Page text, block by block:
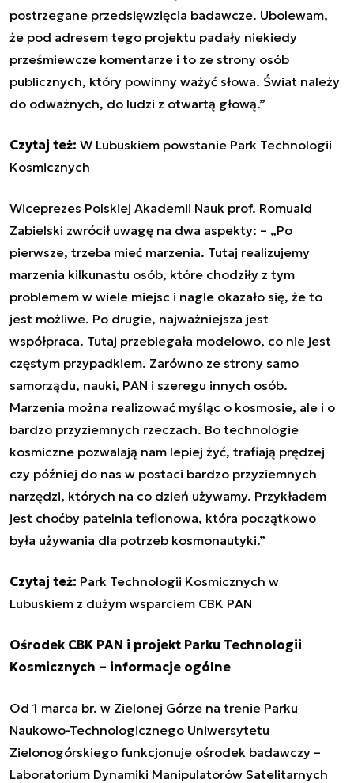
postrzegane przedsięwzięcia badawcze. Ubolewam,
że pod adresem tego projektu padały niekiedy
prześmiewcze komentarze i to ze strony osób
publicznych, który powinny ważyć słowa. Świat należy
do odważnych, do ludzi z otwartą głową.”
Czytaj też: W Lubuskiem powstanie Park Technologii
Kosmicznych
Wiceprezes Polskiej Akademii Nauk prof. Romuald
Zabielski zwrócił uwagę na dwa aspekty: – „Po
pierwsze, trzeba mieć marzenia. Tutaj realizujemy
marzenia kilkunastu osób, które chodziły z tym
problemem w wiele miejsc i nagle okazało się, że to
jest możliwe. Po drugie, najważniejsza jest
współpraca. Tutaj przebiegała modelowo, co nie jest
częstym przypadkiem. Zarówno ze strony samo
samorządu, nauki, PAN i szeregu innych osób.
Marzenia można realizować myśląc o kosmosie, ale i o
bardzo przyziemnych rzeczach. Bo technologie
kosmiczne pozwalają nam lepiej żyć, trafiają prędzej
czy później do nas w postaci bardzo przyziemnych
narzędzi, których na co dzień używamy. Przykładem
jest choćby patelnia teflonowa, która początkowo
była używania dla potrzeb kosmonautyki.”
Czytaj też: Park Technologii Kosmicznych w
Lubuskiem z dużym wsparciem CBK PAN
Ośrodek CBK PAN i projekt Parku Technologii
Kosmicznych – informacje ogólne
Od 1 marca br. w Zielonej Górze na trenie Parku
Naukowo-Technologicznego Uniwersytetu
Zielonogórskiego funkcjonuje ośrodek badawczy –
Laboratorium Dynamiki Manipulatorów Satelitarnych